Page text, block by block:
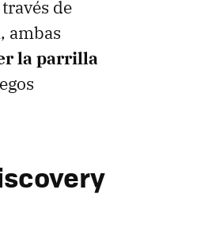
de
ambas
la parrilla